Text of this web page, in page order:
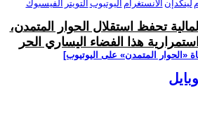
الفيسبوك التويتر اليوتيوب الانستغرام لينكدإن
تحفظ استقلال الحوار المتمدن،
هذا الفضاء اليساري الحر
‫«الحوار المتمدن» على اليوتيوب]